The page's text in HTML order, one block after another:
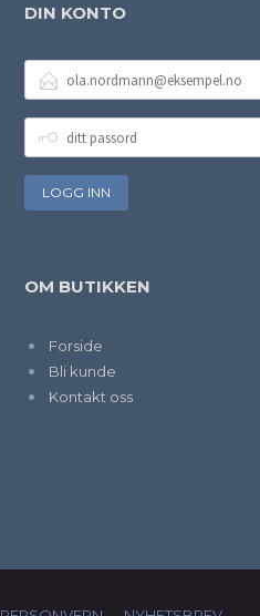
DIN KONTO
POSTADRESSE
PASSORD
OM BUTIKKEN
Forside
Bli kunde
Kontakt oss